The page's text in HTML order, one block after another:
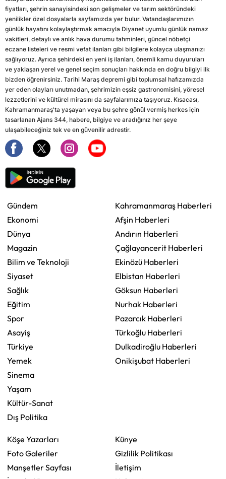
fiyatları, şehrin sanayisindeki son gelişmeler ve tarım sektöründeki
yenilikler özel dosyalarla sayfamızda yer bulur. Vatandaşlarımızın
günlük hayatını kolaylaştırmak amacıyla Diyanet uyumlu günlük namaz
vakitleri, detaylı ve anlık hava durumu tahminleri, güncel nöbetçi
eczane listeleri ve resmi vefat ilanları gibi bilgilere kolayca ulaşmanızı
sağlıyoruz. Ayrıca şehirdeki en yeni iş ilanları, önemli kamu duyuruları
ve yaklaşan yerel ve genel seçim sonuçları hakkında en doğru bilgiyi ilk
bizden öğrenirsiniz. Tarihi Maraş depremi gibi toplumsal hafızamızda
yer eden olayları unutmadan, şehrimizin eşsiz gastronomisini, yöresel
lezzetlerini ve kültürel mirasını da sayfalarımıza taşıyoruz. Kısacası,
Kahramanmaraş'ta yaşayan veya bu şehre gönül vermiş herkes için
tasarlanan Ajans 344, habere, bilgiye ve aradığınız her şeye
ulaşabileceğiniz tek ve en güvenilir adrestir.
Gündem
Ekonomi
Dünya
Magazin
Bilim ve Teknoloji
Siyaset
Sağlık
Eğitim
Spor
Asayiş
Türkiye
Yemek
Sinema
Yaşam
Kültür-Sanat
Dış Politika
Kahramanmaraş Haberleri
Afşin Haberleri
Andırın Haberleri
Çağlayancerit Haberleri
Ekinözü Haberleri
Elbistan Haberleri
Göksun Haberleri
Nurhak Haberleri
Pazarcık Haberleri
Türkoğlu Haberleri
Dulkadiroğlu Haberleri
Onikişubat Haberleri
Köşe Yazarları
Foto Galeriler
Manşetler Sayfası
Künye
Gizlilik Politikası
İletişim